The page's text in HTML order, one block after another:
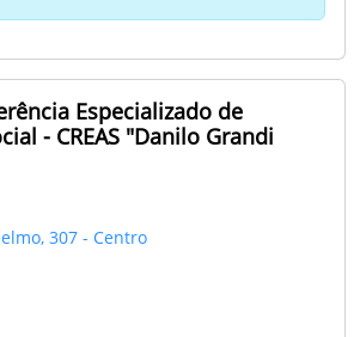
Especializado de
- CREAS "Danilo Grandi
307 - Centro